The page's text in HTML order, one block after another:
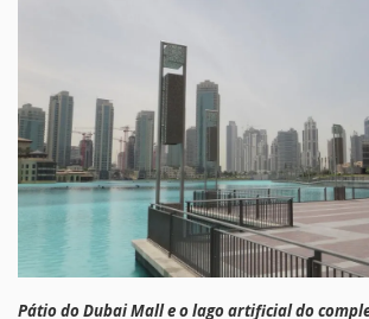
Pátio do Dubai Mall e o lago artificial do